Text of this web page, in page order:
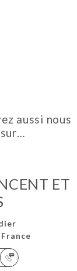
aussi nous
ET